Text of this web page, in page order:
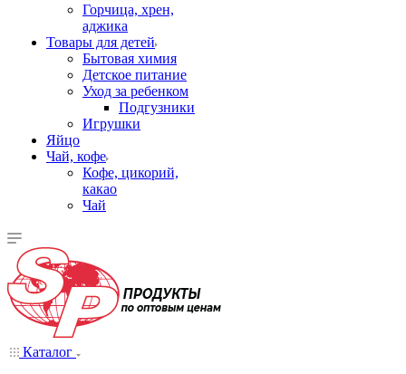
Горчица, хрен,
аджика
Товары для детей
Бытовая химия
Детское питание
Уход за ребенком
Подгузники
Игрушки
Яйцо
Чай, кофе
Кофе, цикорий,
какао
Чай
Каталог